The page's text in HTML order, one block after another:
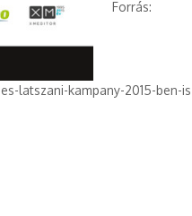
Forrás:
latszani-kampany-2015-ben-is